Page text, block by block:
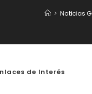
> Noticias
de Interés